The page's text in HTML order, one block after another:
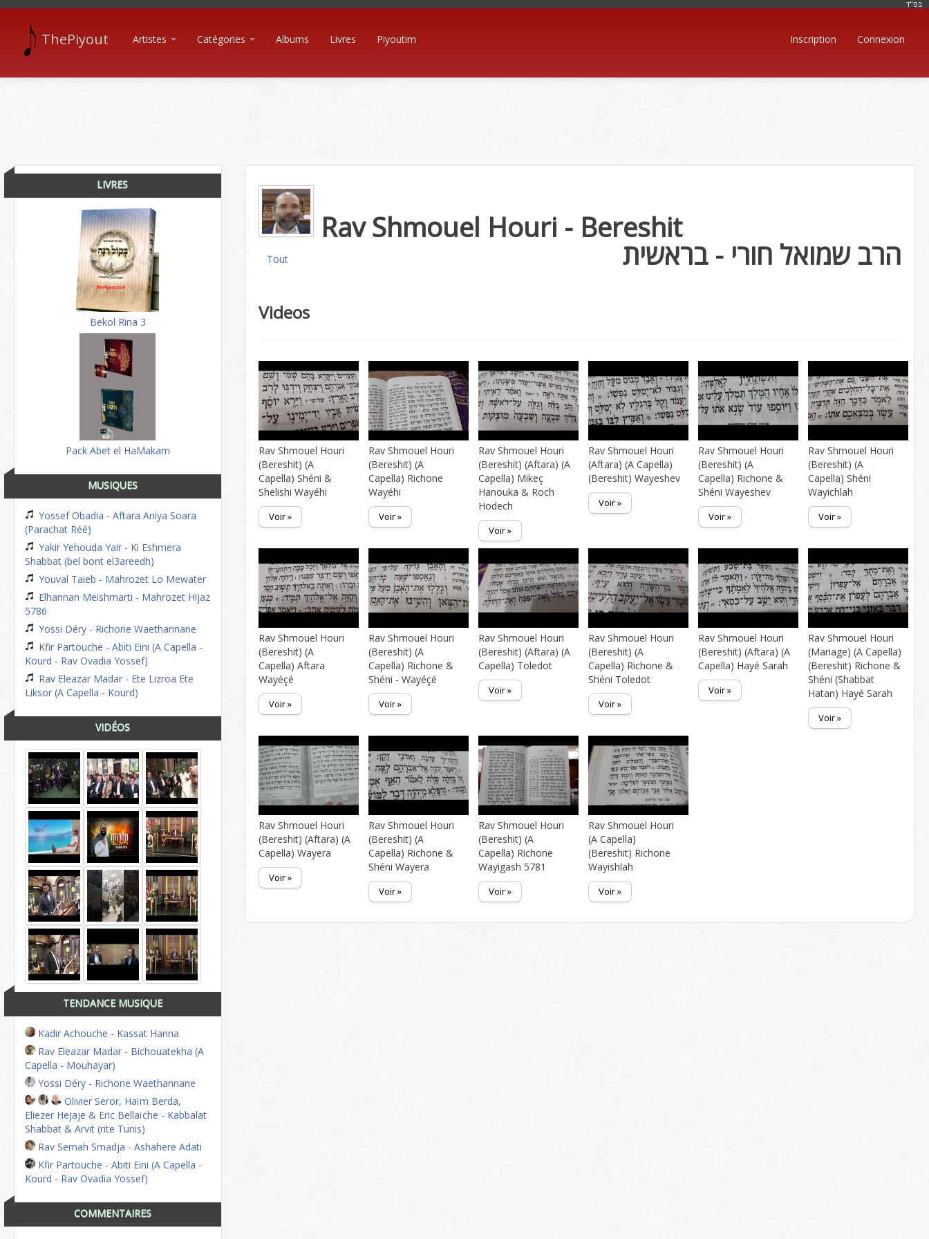
בּס"ד
ThePiyout Artistes Catégories Albums Livres Piyoutim Inscription Connexion
LIVRES
Bekol Rina 3
Pack Abet el HaMakam
MUSIQUES
Yossef Obadia - Aftara Aniya Soara
(Parachat Réé)
Yakir Yehouda Yair - Ki Eshmera
Shabbat (bel bont el3areedh)
Youval Taieb - Mahrozet Lo Mewater
Elhannan Meishmarti - Mahrozet Hijaz
5786
Yossi Déry - Richone Waethannane
Kfir Partouche - Abiti Eini (A Capella -
Kourd - Rav Ovadia Yossef)
Rav Eleazar Madar - Ete Lizroa Ete
Liksor (A Capella - Kourd)
VIDÉOS
TENDANCE MUSIQUE
Kadir Achouche - Kassat Hanna
Rav Eleazar Madar - Bichouatekha (A
Capella - Mouhayar)
Yossi Déry - Richone Waethannane
Olivier Seror, Haïm Berda,
Eliezer Hejaje & Eric Bellaïche - Kabbalat
Shabbat & Arvit (rite Tunis)
Rav Semah Smadja - Ashahere Adati
Kfir Partouche - Abiti Eini (A Capella -
Kourd - Rav Ovadia Yossef)
COMMENTAIRES
Rav Shmouel Houri - Bereshit
הרב שמואל חורי - בראשית Tout
Videos
Rav Shmouel Houri
(Bereshit) (A
Capella) Shéni &
Shelishi Wayéhi
Voir »
Rav Shmouel Houri
(Bereshit) (A
Capella) Richone
Wayéhi
Voir »
Rav Shmouel Houri
(Bereshit) (Aftara) (A
Capella) Mikeç
Hanouka & Roch
Hodech
Voir »
Rav Shmouel Houri
(Aftara) (A Capella)
(Bereshit) Wayeshev
Voir »
Rav Shmouel Houri
(Bereshit) (A
Capella) Richone &
Shéni Wayeshev
Voir »
Rav Shmouel Houri
(Bereshit) (A
Capella) Shéni
Wayichlah
Voir »
Rav Shmouel Houri
(Bereshit) (A
Capella) Aftara
Wayéçé
Voir »
Rav Shmouel Houri
(Bereshit) (A
Capella) Richone &
Shéni - Wayéçé
Voir »
Rav Shmouel Houri
(Bereshit) (Aftara) (A
Capella) Toledot
Voir »
Rav Shmouel Houri
(Bereshit) (A
Capella) Richone &
Shéni Toledot
Voir »
Rav Shmouel Houri
(Bereshit) (Aftara) (A
Capella) Hayé Sarah
Voir »
Rav Shmouel Houri
(Mariage) (A Capella)
(Bereshit) Richone &
Shéni (Shabbat
Hatan) Hayé Sarah
Voir »
Rav Shmouel Houri
(Bereshit) (Aftara) (A
Capella) Wayera
Voir »
Rav Shmouel Houri
(Bereshit) (A
Capella) Richone &
Shéni Wayera
Voir »
Rav Shmouel Houri
(Bereshit) (A
Capella) Richone
Wayigash 5781
Voir »
Rav Shmouel Houri
(A Capella)
(Bereshit) Richone
Wayishlah
Voir »